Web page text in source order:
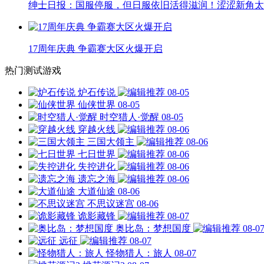
绅士日报：国服停服，但日服依旧活得滋润！涩涩新角
17周年庆典 争霸赛大区火爆开启
热门测试游戏
炉石传说
08-05
仙侠世界 08-05
时空猎人·觉醒 08-05
穿越火线
08-06
三国大领主
08-06
七日世界
08-06
失控进化
08-06
遗忘之海
08-06
大道仙途 08-06
不思议迷宫 08-06
诡影藏锋
08-07
奥比岛：梦想国度
08-07
远征
08-07
怪物猎人：旅人 08-07